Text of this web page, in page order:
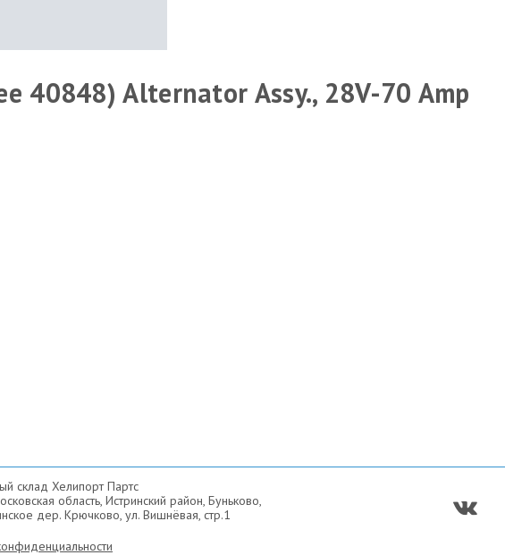
40848) Alternator Assy., 28V-70 Amp
склад Хелипорт Партс
область, Истринский район, Буньково,
дер. Крючково, ул. Вишнёвая, стр.1